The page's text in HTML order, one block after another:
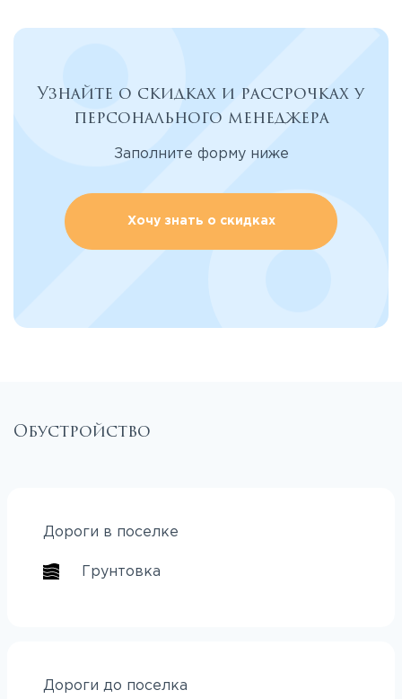
Узнайте о скидках и рассрочках у
персонального менеджера
Заполните форму ниже
Хочу знать о скидках
Обустройство
Дороги в поселке
Грунтовка
Дороги до поселка